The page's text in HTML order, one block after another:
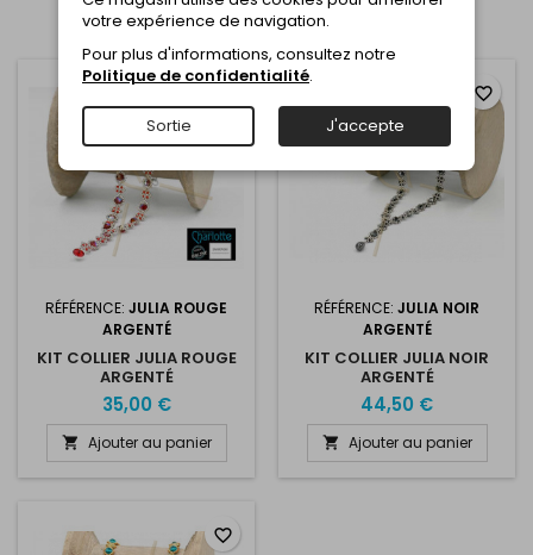
Affichage 1-3 de 3 article(s)
RÉFÉRENCE: JULIA ROUGE
ARGENTÉ
KIT COLLIER JULIA ROUGE
ARGENTÉ
35,00 €
 Ajouter au panier
RÉFÉRENCE: JULIA NOIR
ARGENTÉ
KIT COLLIER JULIA NOIR
ARGENTÉ
44,50 €
 Ajouter au panier
favorite_border
favorite_border
votre expérience de navigation.
Pour plus d'informations, consultez notre
Politique de confidentialité.
Sortie J'accepte